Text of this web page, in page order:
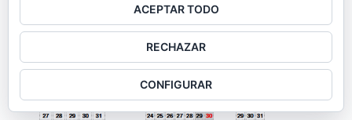
ACEPTAR TODO
RECHAZAR
CONFIGURAR